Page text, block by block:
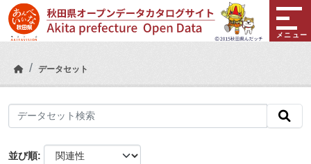
Skip to main content
メニュー
データセット
並び順